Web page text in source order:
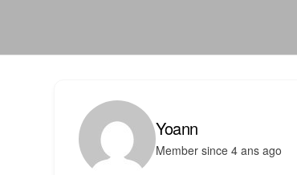
Yoann
Member since 4 ans ago